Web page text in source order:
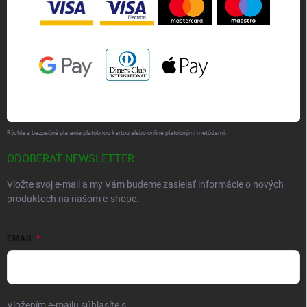
Rýchle a bezpečné platenie platobnou kartou alebo online platobnými metódami.
ODOBERAŤ NEWSLETTER
Vložte svoj e-mail a my Vám budeme zasielať informácie o nových
produktoch na našom e-shope.
EMAIL
Vložením e-mailu súhlasíte s